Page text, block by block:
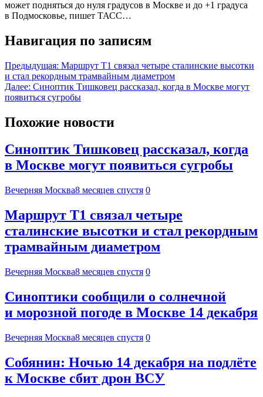
может подняться до нуля градусов в Москве и до +1 градуса
в Подмосковье, пишет ТАСС…
Навигация по записям
Предыдущая: Маршрут Т1 связал четыре сталинские высотки
и стал рекордным трамвайным диаметром
Далее: Синоптик Тишковец рассказал, когда в Москве могут
появиться сугробы
Похожие новости
Синоптик Тишковец рассказал, когда
в Москве могут появиться сугробы
Вечерняя Москва8 месяцев спустя 0
Маршрут Т1 связал четыре
сталинские высотки и стал рекордным
трамвайным диаметром
Вечерняя Москва8 месяцев спустя 0
Синоптики сообщили о солнечной
и морозной погоде в Москве 14 декабря
Вечерняя Москва8 месяцев спустя 0
Собянин: Ночью 14 декабря на подлёте
к Москве сбит дрон ВСУ